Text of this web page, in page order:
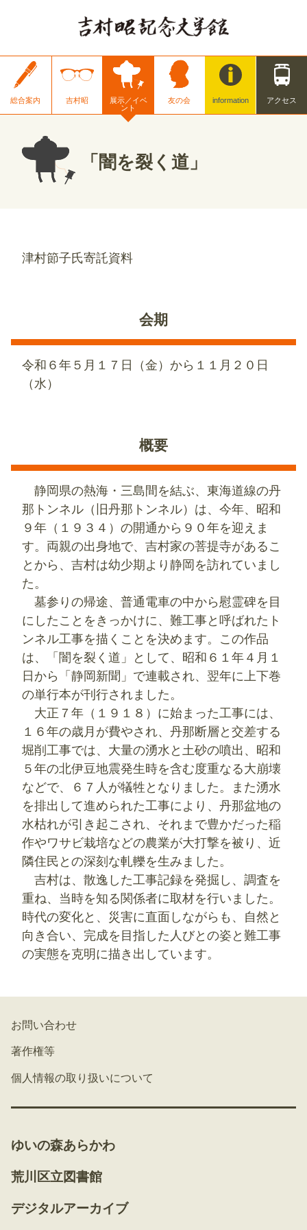
総合案内 吉村昭
展示／イベ
ント
友の会 information アクセス
「闇を裂く道」
津村節子氏寄託資料
会期
令和６年５月１７日（金）から１１月２０日
（水）
概要
静岡県の熱海・三島間を結ぶ、東海道線の丹
那トンネル（旧丹那トンネル）は、今年、昭和
９年（１９３４）の開通から９０年を迎えま
す。両親の出身地で、吉村家の菩提寺があるこ
とから、吉村は幼少期より静岡を訪れていまし
た。
墓参りの帰途、普通電車の中から慰霊碑を目
にしたことをきっかけに、難工事と呼ばれたト
ンネル工事を描くことを決めます。この作品
は、「闇を裂く道」として、昭和６１年４月１
日から「静岡新聞」で連載され、翌年に上下巻
の単行本が刊行されました。
大正７年（１９１８）に始まった工事には、
１６年の歳月が費やされ、丹那断層と交差する
堀削工事では、大量の湧水と土砂の噴出、昭和
５年の北伊豆地震発生時を含む度重なる大崩壊
などで、６７人が犠牲となりました。また湧水
を排出して進められた工事により、丹那盆地の
水枯れが引き起こされ、それまで豊かだった稲
作やワサビ栽培などの農業が大打撃を被り、近
隣住民との深刻な軋轢を生みました。
吉村は、散逸した工事記録を発掘し、調査を
重ね、当時を知る関係者に取材を行いました。
時代の変化と、災害に直面しながらも、自然と
向き合い、完成を目指した人びとの姿と難工事
の実態を克明に描き出しています。
お問い合わせ
著作権等
個人情報の取り扱いについて
ゆいの森あらかわ
荒川区立図書館
デジタルアーカイブ